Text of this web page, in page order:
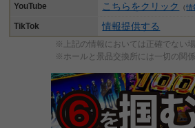
YouTube こちらをクリック （情
TikTok 情報提供する
※上記の情報においては正確でない
※ホールと景品交換所には一切の関